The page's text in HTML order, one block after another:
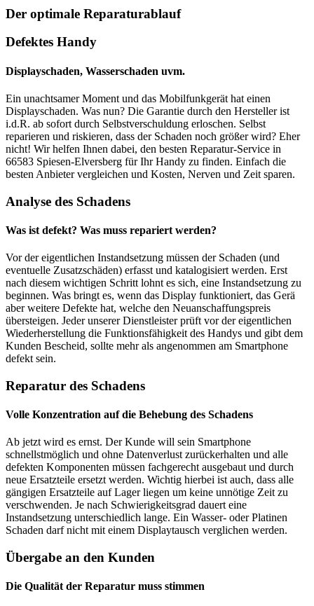
Der optimale Reparaturablauf
Defektes Handy
Displayschaden, Wasserschaden uvm.
Ein unachtsamer Moment und das Mobilfunkgerät hat einen
Displayschaden. Was nun? Die Garantie durch den Hersteller ist
i.d.R. ab sofort durch Selbstverschuldung erloschen. Selbst
reparieren und riskieren, dass der Schaden noch größer wird? Eher
nicht! Wir helfen Ihnen dabei, den besten Reparatur-Service in
66583 Spiesen-Elversberg für Ihr Handy zu finden. Einfach die
besten Anbieter vergleichen und Kosten, Nerven und Zeit sparen.
Analyse des Schadens
Was ist defekt? Was muss repariert werden?
Vor der eigentlichen Instandsetzung müssen der Schaden (und
eventuelle Zusatzschäden) erfasst und katalogisiert werden. Erst
nach diesem wichtigen Schritt lohnt es sich, eine Instandsetzung zu
beginnen. Was bringt es, wenn das Display funktioniert, das Gerä
aber weitere Defekte hat, welche den Neuanschaffungspreis
übersteigen. Jeder unserer Dienstleister prüft vor der eigentlichen
Wiederherstellung die Funktionsfähigkeit des Handys und gibt dem
Kunden Bescheid, sollte mehr als angenommen am Smartphone
defekt sein.
Reparatur des Schadens
Volle Konzentration auf die Behebung des Schadens
Ab jetzt wird es ernst. Der Kunde will sein Smartphone
schnellstmöglich und ohne Datenverlust zurückerhalten und alle
defekten Komponenten müssen fachgerecht ausgebaut und durch
neue Ersatzteile ersetzt werden. Wichtig hierbei ist auch, dass alle
gängigen Ersatzteile auf Lager liegen um keine unnötige Zeit zu
verschwenden. Je nach Schwierigkeitsgrad dauert eine
Instandsetzung unterschiedlich lange. Ein Wasser- oder Platinen
Schaden darf nicht mit einem Displaytausch verglichen werden.
Übergabe an den Kunden
Die Qualität der Reparatur muss stimmen